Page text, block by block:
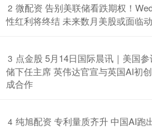
2 微配资 告别美联储看跌期权！
性红利将终结 未来数月美股或面临
3 点金股 5月14日国际晨讯｜美国
储下任主席 英伟达官宣与英国AI初
成合作
4 纯旭配资 专利量质齐升 中国AI跑